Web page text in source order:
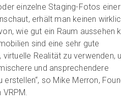
einzelne Staging-Fotos einer
erhält man keinen
wie gut ein Raum aussehen
sind eine sehr gute
virtuelle Realität zu verwenden,
und ansprechendere
erstellen“, so Mike Merron,
VRPM.